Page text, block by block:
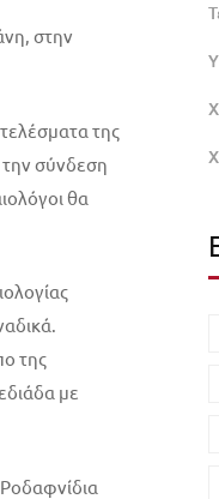
στην
της
σύνδεση
θα
της
με